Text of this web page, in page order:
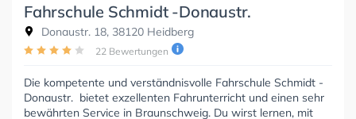
Fahrschule Schmidt -Donaustr.
Donaustr. 18, 38120 Heidberg
22 Bewertungen
Die kompetente und verständnisvolle Fahrschule Schmidt -
Donaustr. bietet exzellenten Fahrunterricht und einen sehr
bewährten Service in Braunschweig. Du wirst lernen, mit